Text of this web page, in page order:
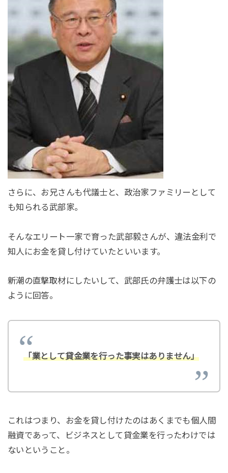
さらに、お兄さんも代議士と、政治家ファミリーとして
も知られる武部家。
そんなエリート一家で育った武部毅さんが、違法金利で
知人にお金を貸し付けていたといいます。
新潮の直撃取材にしたいして、武部氏の弁護士は以下の
ように回答。
「業として貸金業を行った事実はありません」
これはつまり、お金を貸し付けたのはあくまでも個人間
融資であって、ビジネスとして貸金業を行ったわけでは
ないということ。